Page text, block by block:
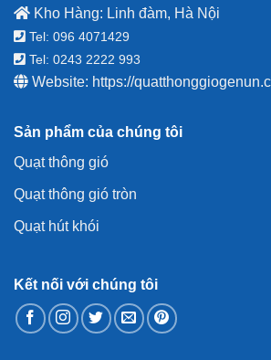
Kho Hàng: Linh đàm, Hà Nội
Tel: 096 4071429
Tel: 0243 2222 993
Website: https://
Sản phẩm của chúng tôi
Quạt thông gió
Quạt thông gió tròn
Quạt hút khói
Kết nối với chúng tôi